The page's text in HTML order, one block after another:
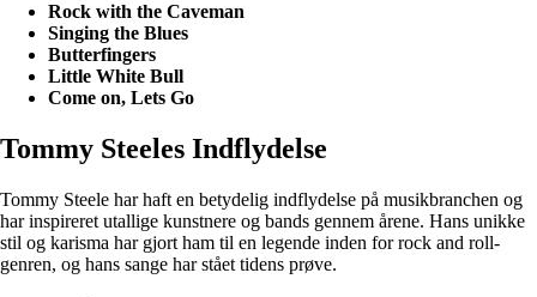
Rock with the Caveman
Singing the Blues
Butterfingers
Little White Bull
Come on, Lets Go
Tommy Steeles Indflydelse
Tommy Steele har haft en betydelig indflydelse på musikbranchen og
har inspireret utallige kunstnere og bands gennem årene. Hans unikke
stil og karisma har gjort ham til en legende inden for rock and roll-
genren, og hans sange har stået tidens prøve.